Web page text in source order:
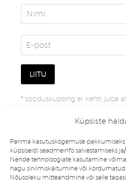
Küpsiste
Parima kasutuskogemuse
küpsiseid) seadmeinfo salvestamiseks
Nende tehnoloogiate kasutamine
nagu sirvimiskäitumine või kordumatud
Nõusoleku mitteandmine või selle
* sooduskupong ei kehti juba